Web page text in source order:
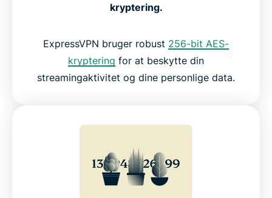
kryptering.
ExpressVPN bruger robust 256-bit AES-
kryptering for at beskytte din
streamingaktivitet og dine personlige data.